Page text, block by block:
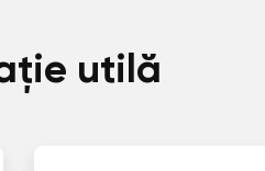
utilă